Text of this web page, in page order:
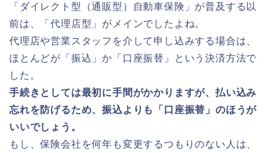
「ダイレクト型（通販型）自動車保険」が普及する以
前は、「代理店型」がメインでしたよね。
代理店や営業スタッフを介して申し込みする場合は、
ほとんどが「振込」か「口座振替」という決済方法で
した。
手続きとしては最初に手間がかかりますが、払い込み
忘れを防げるため、振込よりも「口座振替」のほうが
いいでしょう。
もし、保険会社を何年も変更するつもりのない人は、